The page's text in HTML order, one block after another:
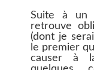
Suite à un
retrouve
(dont je
le premier
causer à